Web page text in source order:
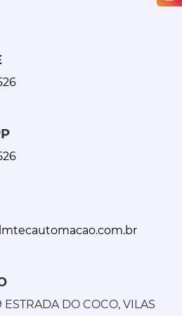
DO COCO, VILAS